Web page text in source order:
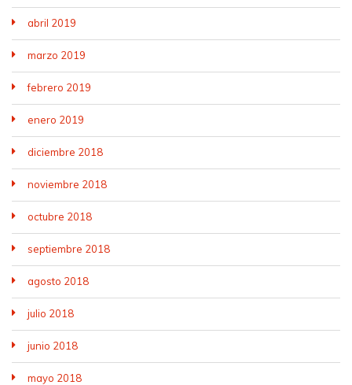
abril 2019
marzo 2019
febrero 2019
enero 2019
diciembre 2018
noviembre 2018
octubre 2018
septiembre 2018
agosto 2018
julio 2018
junio 2018
mayo 2018